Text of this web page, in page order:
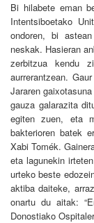
Bi hilabete eman
Intentsiboetako
ondoren, bi
neskak. Hasieran
zerbitzua kendu
aurrerantzean.
Jararen
gauza galarazita
egiten zuen, eta
bakterioren batek
Xabi Tomék.
eta lagunekin
urteko beste
aktiba daiteke,
onartu du aitak:
Donostiako